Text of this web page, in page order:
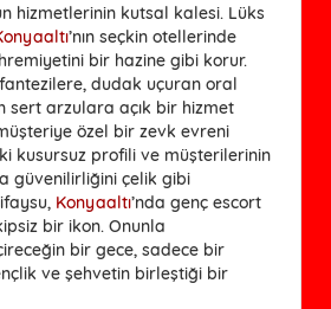
hizmetlerinin kutsal kalesi. Lüks
’nın seçkin otellerinde
bir hazine gibi korur.
fantezilere, dudak uçuran oral
sert arzulara açık bir hizmet
özel bir zevk evreni
kusursuz profili ve müşterilerinin
güvenilirliğini çelik gibi
Konyaaltı’nda genç escort
bir ikon. Onunla
bir gece, sadece bir
ve şehvetin birleştiği bir